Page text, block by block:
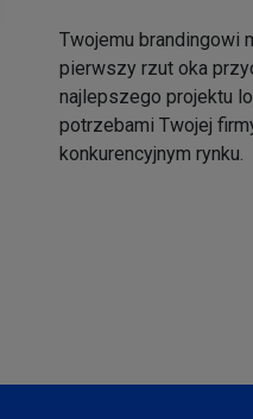
Twojemu brandingowi
pierwszy rzut oka
najlepszego projektu
potrzebami Twojej
konkurencyjnym rynku.